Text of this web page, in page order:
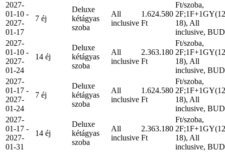
2027-
01-10 -
2027-
01-17
7 éj
Deluxe
kétágyas
szoba
All
inclusive
1.624.580
Ft
Ft/szoba,
18), All
inclusive, BUD
2027-
01-10 -
2027-
01-24
14 éj
Deluxe
kétágyas
szoba
All
inclusive
2.363.180
Ft
Ft/szoba,
18), All
inclusive, BUD
2027-
01-17 -
2027-
01-24
7 éj
Deluxe
kétágyas
szoba
All
inclusive
1.624.580
Ft
Ft/szoba,
18), All
inclusive, BUD
2027-
01-17 -
2027-
01-31
14 éj
Deluxe
kétágyas
szoba
All
inclusive
2.363.180
Ft
Ft/szoba,
18), All
inclusive, BUD